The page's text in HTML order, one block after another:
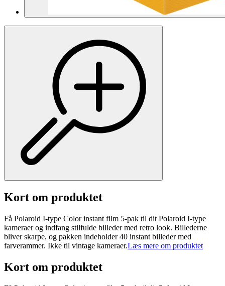
Kort om produktet
Få Polaroid I-type Color instant film 5-pak til dit Polaroid I-type
kameraer og indfang stilfulde billeder med retro look. Billederne
bliver skarpe, og pakken indeholder 40 instant billeder med
farverammer. Ikke til vintage kameraer.Læs mere om produktet
Kort om produktet